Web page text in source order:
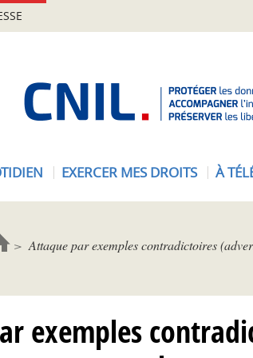
EXERCER MES DROITS À
Attaque par exemples contradictoires
exemples